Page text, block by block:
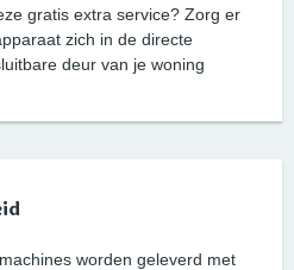
gratis extra service? Zorg er
zich in de directe
deur van je woning
worden geleverd met